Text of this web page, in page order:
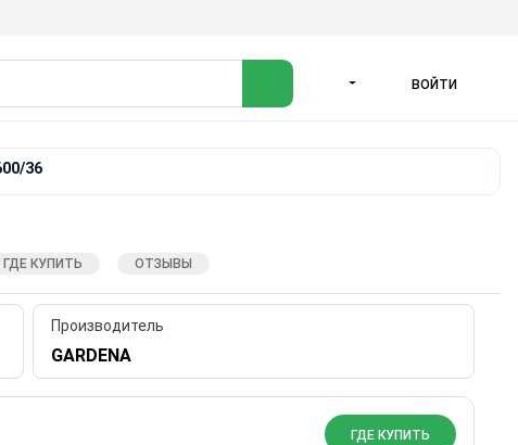
ВОЙТИ
36
ГДЕ КУПИТЬ ОТЗЫВЫ
Производитель
GARDENA
ГДЕ КУПИТЬ